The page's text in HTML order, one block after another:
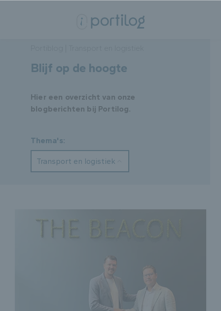
Blijf op de hoogte
Hier een overzicht van onze
blogberichten bij Portilog.
Thema's:
Transport en logistiek